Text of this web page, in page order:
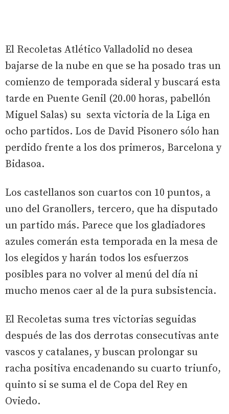
El Recoletas Atlético Valladolid no desea
bajarse de la nube en que se ha posado tras un
comienzo de temporada sideral y buscará esta
tarde en Puente Genil (20.00 horas, pabellón
Miguel Salas) su sexta victoria de la Liga en
ocho partidos. Los de David Pisonero sólo han
perdido frente a los dos primeros, Barcelona y
Bidasoa.
Los castellanos son cuartos con 10 puntos, a
uno del Granollers, tercero, que ha disputado
un partido más. Parece que los gladiadores
azules comerán esta temporada en la mesa de
los elegidos y harán todos los esfuerzos
posibles para no volver al menú del día ni
mucho menos caer al de la pura subsistencia.
El Recoletas suma tres victorias seguidas
después de las dos derrotas consecutivas ante
vascos y catalanes, y buscan prolongar su
racha positiva encadenando su cuarto triunfo,
quinto si se suma el de Copa del Rey en
Oviedo.